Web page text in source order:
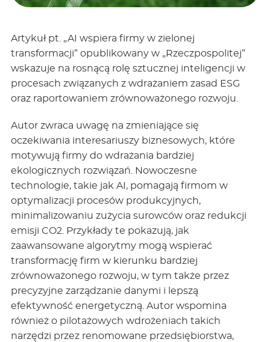
Artykuł pt. „AI wspiera firmy w zielonej
transformacji” opublikowany w „Rzeczpospolitej”
wskazuje na rosnącą rolę sztucznej inteligencji w
procesach związanych z wdrażaniem zasad ESG
oraz raportowaniem zrównoważonego rozwoju.
Autor zwraca uwagę na zmieniające się
oczekiwania interesariuszy biznesowych, które
motywują firmy do wdrażania bardziej
ekologicznych rozwiązań. Nowoczesne
technologie, takie jak AI, pomagają firmom w
optymalizacji procesów produkcyjnych,
minimalizowaniu zużycia surowców oraz redukcji
emisji CO2. Przykłady te pokazują, jak
zaawansowane algorytmy mogą wspierać
transformację firm w kierunku bardziej
zrównoważonego rozwoju, w tym także przez
precyzyjne zarządzanie danymi i lepszą
efektywność energetyczną. Autor wspomina
również o pilotażowych wdrożeniach takich
narzędzi przez renomowane przedsiębiorstwa,